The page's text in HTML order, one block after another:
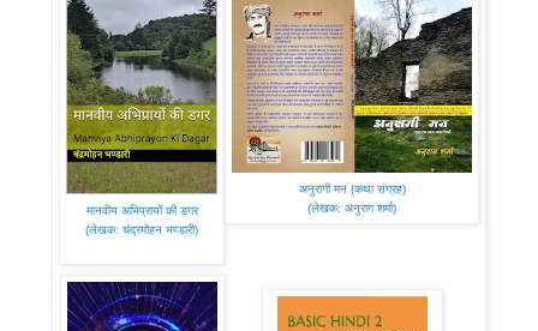
मानवीय अभिप्रायों की डगर
(लेखक: चंद्रमोहन भण्डारी)
अनुरागी मन (कथा संग्रह)
(लेखक: अनुराग शर्मा)